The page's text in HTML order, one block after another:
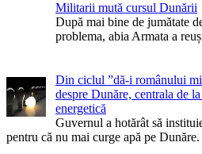
Militarii mută cursul Dunării
După mai bine de jumătate
problema, abia Armata a
Din ciclul ”dă-i românului
despre Dunăre, centrala de
energetică
Guvernul a hotărât să
pentru că nu mai curge apă pe